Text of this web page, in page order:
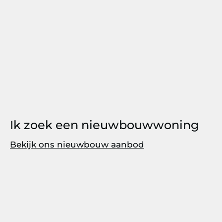
Ik zoek een nieuwbouwwoning
Bekijk ons nieuwbouw aanbod